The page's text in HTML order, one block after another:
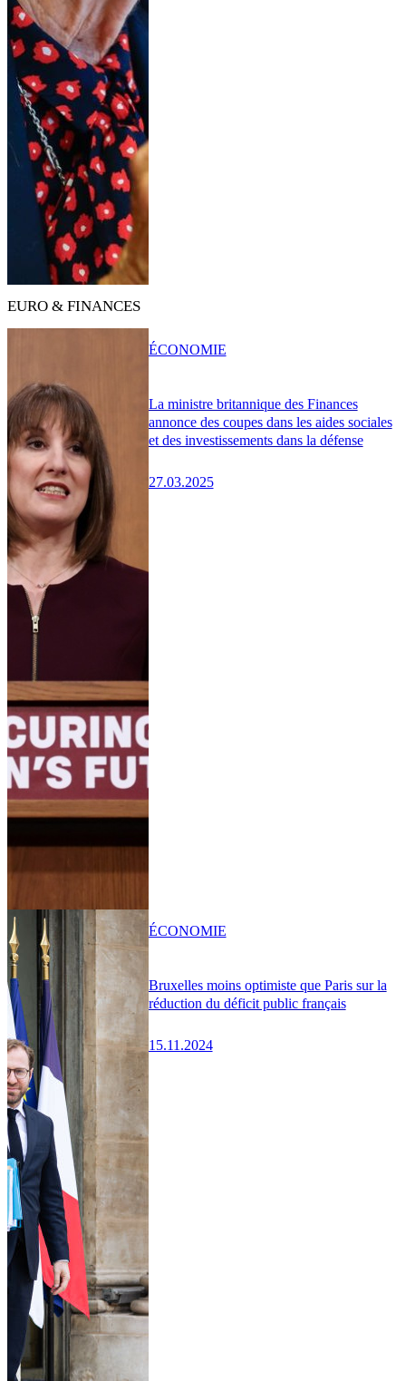
EURO & FINANCES
La ministre britannique des Finances
annonce des coupes dans les aides sociales
et des investissements dans la défense
27.03.2025
ÉCONOMIE
Bruxelles moins optimiste que Paris sur la
réduction du déficit public français
15.11.2024
ÉCONOMIE